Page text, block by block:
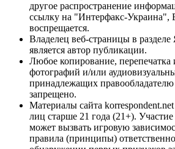
другое распространение
ссылку на "Интерфакс-Украина",
воспрещается.
Владелец веб-страницы в
является автор публикации.
Любое копирование, перепечатка
фотографий и/или
принадлежащих правообладателю
запрещено.
Материалы сайта
лиц старше 21 года (21+).
может вызвать игровую
правила (принципы)